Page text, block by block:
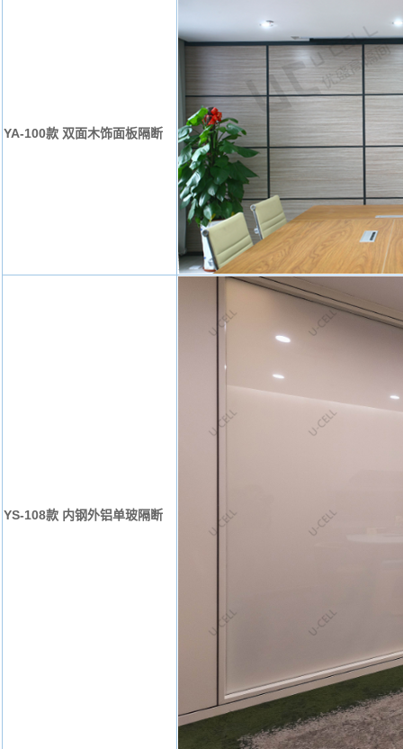
YA-100款 双面木饰面板隔断
YS-108款 内钢外铝单玻隔断